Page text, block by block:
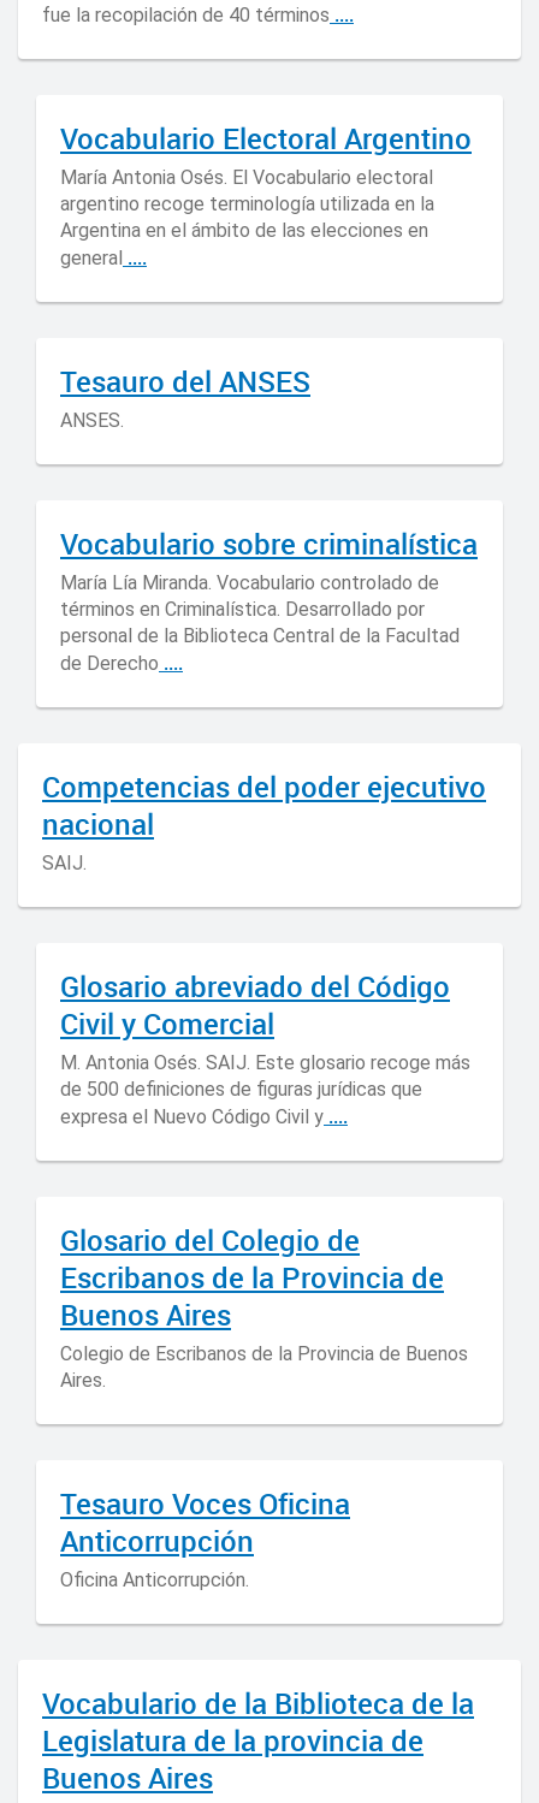
fue la recopilación de 40 términos ....
Vocabulario Electoral Argentino
María Antonia Osés. El Vocabulario electoral
argentino recoge terminología utilizada en la
Argentina en el ámbito de las elecciones en
general ....
Tesauro del ANSES
ANSES.
Vocabulario sobre criminalística
María Lía Miranda. Vocabulario controlado de
términos en Criminalística. Desarrollado por
personal de la Biblioteca Central de la Facultad
de Derecho ....
Competencias del poder ejecutivo
nacional
SAIJ.
Glosario abreviado del Código
Civil y Comercial
M. Antonia Osés. SAIJ. Este glosario recoge más
de 500 definiciones de figuras jurídicas que
expresa el Nuevo Código Civil y ....
Glosario del Colegio de
Escribanos de la Provincia de
Buenos Aires
Colegio de Escribanos de la Provincia de Buenos
Aires.
Tesauro Voces Oficina
Anticorrupción
Oficina Anticorrupción.
Vocabulario de la Biblioteca de la
Legislatura de la provincia de
Buenos Aires